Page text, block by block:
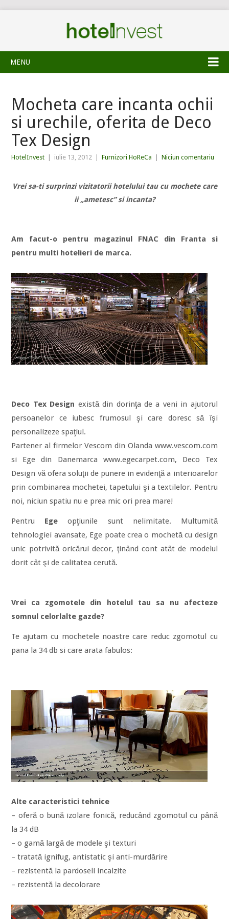
MENU
Mocheta care incanta ochii
si urechile, oferita de Deco
Tex Design
HotelInvest iulie 13, 2012 Furnizori HoReCa Niciun comentariu
Vrei sa-ti surprinzi vizitatorii hotelului tau cu mochete care
ii „ametesc” si incanta?
Am facut-o pentru magazinul FNAC din Franta si
pentru multi hotelieri de marca.
Deco Tex Design există din dorinţa de a veni in ajutorul
persoanelor ce iubesc frumosul şi care doresc să ȋşi
personalizeze spaţiul.
Partener al firmelor Vescom din Olanda www.vescom.com
si Ege din Danemarca www.egecarpet.com, Deco Tex
Design vă ofera soluţii de punere in evidenţă a interioarelor
prin combinarea mochetei, tapetului şi a textilelor. Pentru
noi, niciun spatiu nu e prea mic ori prea mare!
Pentru Ege opţiunile sunt nelimitate. Multumită
tehnologiei avansate, Ege poate crea o mochetă cu design
unic potrivită oricărui decor, ţinȃnd cont atȃt de modelul
dorit cȃt şi de calitatea cerută.
Vrei ca zgomotele din hotelul tau sa nu afecteze
somnul celorlalte gazde?
Te ajutam cu mochetele noastre care reduc zgomotul cu
pana la 34 db si care arata fabulos:
Alte caracteristici tehnice
– oferă o bună izolare fonică, reducȃnd zgomotul cu pȃnă
la 34 dB
– o gamă largă de modele şi texturi
– tratată ignifug, antistatic şi anti-murdărire
– rezistentă la pardoseli incalzite
– rezistentă la decolorare